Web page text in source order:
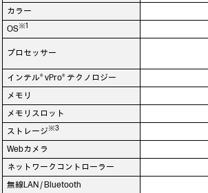
カラー
OS※1
プロセッサー
インテル® vPro® テクノロジー
メモリ
メモリスロット
ストレージ※3
Webカメラ
ネットワークコントローラー
無線LAN / Bluetooth